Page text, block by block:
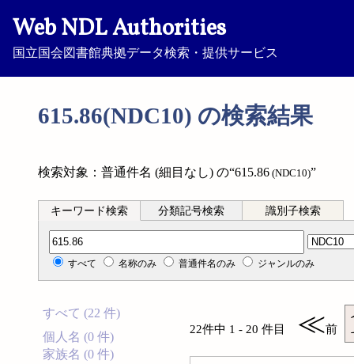
Web NDL Authorities
国立国会図書館典拠データ検索・提供サービス
615.86(NDC10) の検索結果
検索対象：普通件名 (細目なし) の“615.86 (NDC10)”
キーワード検索 分類記号検索 識別子検索
分類記号検索
すべて 名称のみ 普通件名のみ ジャンルのみ
すべて (22 件)
個人名 (0 件)
家族名 (0 件)
22件中 1 - 20 件目 ≪前